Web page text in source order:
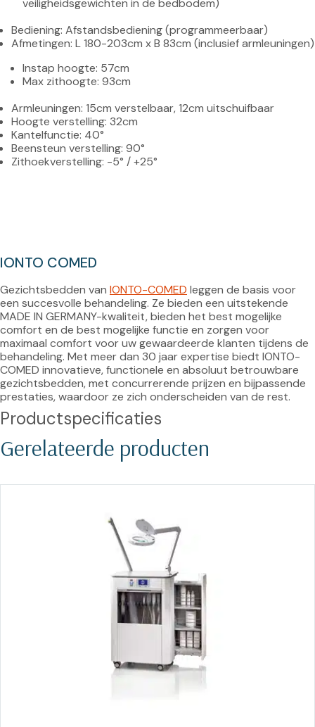
veiligheidsgewichten in de bedbodem)
Bediening: Afstandsbediening (programmeerbaar)
Instap hoogte: 57cm
Max zithoogte: 93cm
Armleuningen: 15cm verstelbaar, 12cm uitschuifbaar
Hoogte verstelling: 32cm
Kantelfunctie: 40°
Beensteun verstelling: 90°
Zithoekverstelling: -5° / +25°
IONTO COMED
Gezichtsbedden van IONTO-COMED leggen de basis voor
een succesvolle behandeling. Ze bieden een uitstekende
MADE IN GERMANY-kwaliteit, bieden het best mogelijke
comfort en de best mogelijke functie en zorgen voor
maximaal comfort voor uw gewaardeerde klanten tijdens de
behandeling. Met meer dan 30 jaar expertise biedt IONTO-
COMED innovatieve, functionele en absoluut betrouwbare
gezichtsbedden, met concurrerende prijzen en bijpassende
prestaties, waardoor ze zich onderscheiden van de rest.
Productspecificaties
Gerelateerde producten